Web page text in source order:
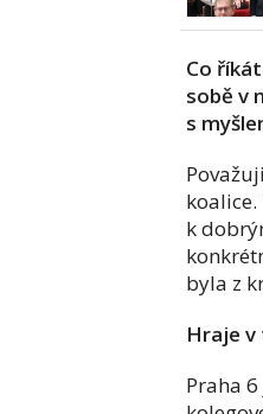
Co
sobě v
s
k
byla z
Hraje v
Praha